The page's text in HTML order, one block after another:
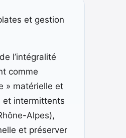
et gestion
l’intégralité
comme
» matérielle et
et intermittents
Alpes),
et préserver